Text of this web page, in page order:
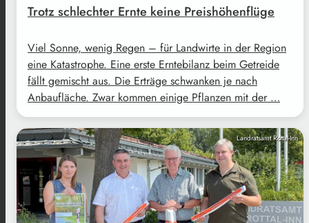
Trotz schlechter Ernte keine Preishöhenflüge
Viel Sonne, wenig Regen – für Landwirte in der Region
eine Katastrophe. Eine erste Erntebilanz beim Getreide
fällt gemischt aus. Die Erträge schwanken je nach
Anbaufläche. Zwar kommen einige Pflanzen mit der …
Landratsamt Rottal-Inn